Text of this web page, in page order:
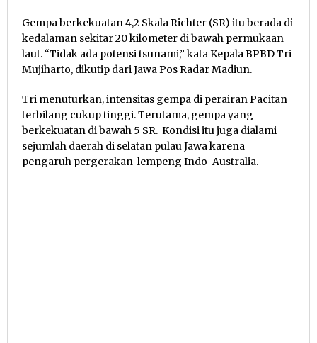
Gempa berkekuatan 4,2 Skala Richter (SR) itu berada di
kedalaman sekitar 20 kilometer di bawah permukaan
laut. “Tidak ada potensi tsunami,” kata Kepala BPBD Tri
Mujiharto, dikutip dari Jawa Pos Radar Madiun.
Tri menuturkan, intensitas gempa di perairan Pacitan
terbilang cukup tinggi. Terutama, gempa yang
berkekuatan di bawah 5 SR. Kondisi itu juga dialami
sejumlah daerah di selatan pulau Jawa karena
pengaruh pergerakan lempeng Indo-Australia.